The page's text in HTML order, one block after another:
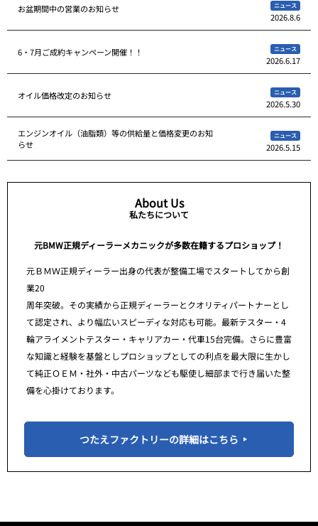
お盆期間中の営業のお知らせ ニュース
2026.8.6
6・7月ご成約キャンペーン開催！！ ニュース
2026.6.17
オイル価格改定のお知らせ ニュース
2026.5.30
エンジンオイル（油脂類）等の供給量と価格変更のお知
らせ
ニュース
2026.5.15
About Us
私たちについて
元BMW正規ディーラーメカニックが多数在籍するプロショップ！
元ＢＭＷ正規ディーラー出身の代表が整備工場でスタートしてから創
業20
周年突破。その実績から正規ディーラーとクオリティパートナーとし
て認定され、より幅広いスピーディな対応も可能。最新テスター・4
輪アライメントテスター・キャリアカー・代車15台完備。さらに豊富
な知識と経験を基盤としプロショップとしての利点を最大限に生かし
て純正ＯＥＭ・社外・中古パーツなども駆使し細部まで行き届いた整
備を心掛けております。
つたえファクトリーの詳細はこちら